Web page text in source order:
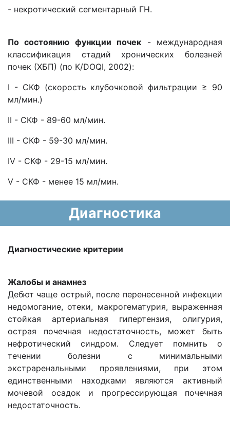
- некротический сегментарный ГН.
По состоянию функции почек - международная
классификация стадий хронических болезней
почек (ХБП) (по K/DOQI, 2002):
І - СКФ (скорость клубочковой фильтрации ≥ 90
мл/мин.)
ІІ - СКФ - 89-60 мл/мин.
ІІІ - СКФ - 59-30 мл/мин.
IV - СКФ - 29-15 мл/мин.
V - СКФ - менее 15 мл/мин.
Диагностика
Диагностические критерии
Жалобы и анамнез
Дебют чаще острый, после перенесенной инфекции
недомогание, отеки, макрогематурия, выраженная
стойкая артериальная гипертензия, олигурия,
острая почечная недостаточность, может быть
нефротический синдром. Следует помнить о
течении болезни с минимальными
экстраренальными проявлениями, при этом
единственными находками являются активный
мочевой осадок и прогрессирующая почечная
недостаточность.